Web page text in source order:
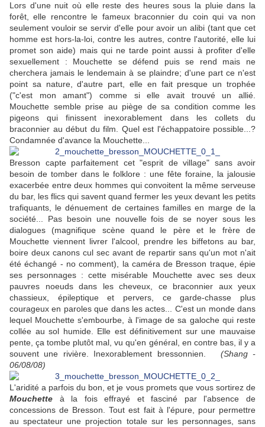
Lors d'une nuit où elle reste des heures sous la pluie dans la
forêt, elle rencontre le fameux braconnier du coin qui va non
seulement vouloir se servir d'elle pour avoir un alibi (tant que cet
homme est hors-la-loi, contre les autres, contre l'autorité, elle lui
promet son aide) mais qui ne tarde point aussi à profiter d'elle
sexuellement : Mouchette se défend puis se rend mais ne
cherchera jamais le lendemain à se plaindre; d'une part ce n'est
point sa nature, d'autre part, elle en fait presque un trophée
("c'est mon amant") comme si elle avait trouvé un allié.
Mouchette semble prise au piège de sa condition comme les
pigeons qui finissent inexorablement dans les collets du
braconnier au début du film. Quel est l'échappatoire possible...?
Condamnée d'avance la Mouchette...
Bresson capte parfaitement cet "esprit de village" sans avoir
besoin de tomber dans le folklore : une fête foraine, la jalousie
exacerbée entre deux hommes qui convoitent la même serveuse
du bar, les flics qui savent quand fermer les yeux devant les petits
trafiquants, le dénuement de certaines familles en marge de la
société... Pas besoin une nouvelle fois de se noyer sous les
dialogues (magnifique scène quand le père et le frère de
Mouchette viennent livrer l'alcool, prendre les biffetons au bar,
boire deux canons cul sec avant de repartir sans qu'un mot n'ait
été échangé - no comment), la caméra de Bresson traque, épie
ses personnages : cette misérable Mouchette avec ses deux
pauvres noeuds dans les cheveux, ce braconnier aux yeux
chassieux, épileptique et pervers, ce garde-chasse plus
courageux en paroles que dans les actes... C'est un monde dans
lequel Mouchette s'embourbe, à l'image de sa galoche qui reste
collée au sol humide. Elle est définitivement sur une mauvaise
pente, ça tombe plutôt mal, vu qu'en général, en contre bas, il y a
souvent une rivière. Inexorablement bressonnien.
(Shang -
06/08/08)
L'aridité a parfois du bon, et je vous promets que vous sortirez de
Mouchette à la fois effrayé et fasciné par l'absence de
concessions de Bresson. Tout est fait à l'épure, pour permettre
au spectateur une projection totale sur les personnages, sans